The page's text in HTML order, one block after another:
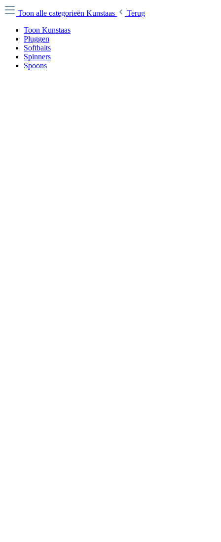
Toon alle categorieën Kunstaas
Terug
Toon Kunstaas
Pluggen
Softbaits
Spinners
Spoons